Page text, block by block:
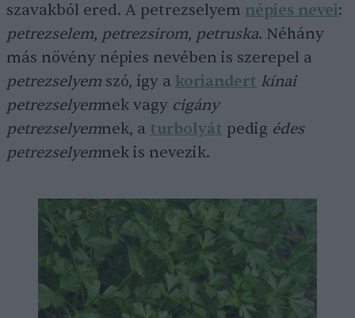
szavakból ered. A petrezselyem népies nevei:
petrezselem, petrezsirom, petruska. Néhány
más növény népies nevében is szerepel a
petrezselyem szó, így a koriandert kínai
petrezselyemnek vagy cigány
petrezselyemnek, a turbolyát pedig édes
petrezselyemnek is nevezik.